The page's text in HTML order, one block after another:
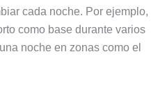
cada noche. Por ejemplo,
como base durante varios
noche en zonas como el